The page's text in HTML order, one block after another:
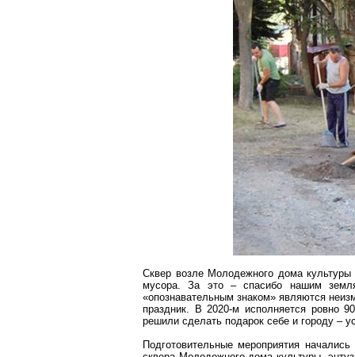
Сквер возле Молодежного дома культуры
мусора. За это – спасибо нашим
«опознавательным знаком» являются
праздник. В 2020-м исполняется ровно
решили сделать подарок себе и городу –
Подготовительные мероприятия